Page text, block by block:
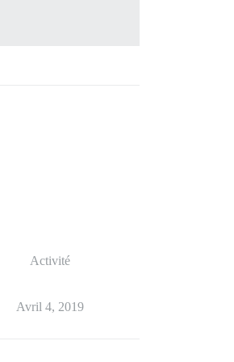
Activité
Avril 4, 2019